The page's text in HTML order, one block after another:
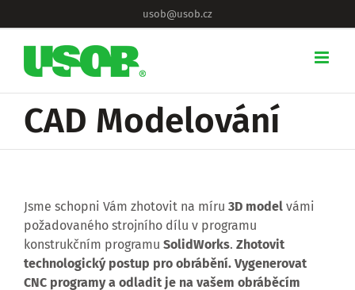
to
content
usob@usob.cz
CAD Modelování
Jsme schopni Vám zhotovit na míru 3D model vámi
požadovaného strojního dílu v programu
konstrukčním programu SolidWorks. Zhotovit
technologický postup pro obrábění. Vygenerovat
CNC programy a odladit je na vašem obráběcím